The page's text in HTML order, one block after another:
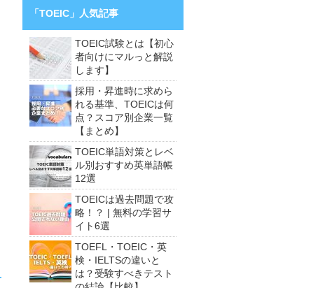
「TOEIC」人気記事
TOEIC試験とは【初心
者向けにマルっと解説
します】
採用・昇進時に求めら
れる基準、TOEICは何
点？スコア別企業一覧
【まとめ】
TOEIC単語対策とレベ
ル別おすすめ英単語帳
12選
TOEICは過去問題で攻
略！？ | 無料の学習サ
イト6選
TOEFL・TOEIC・英
検・IELTSの違いと
は？受験すべきテスト